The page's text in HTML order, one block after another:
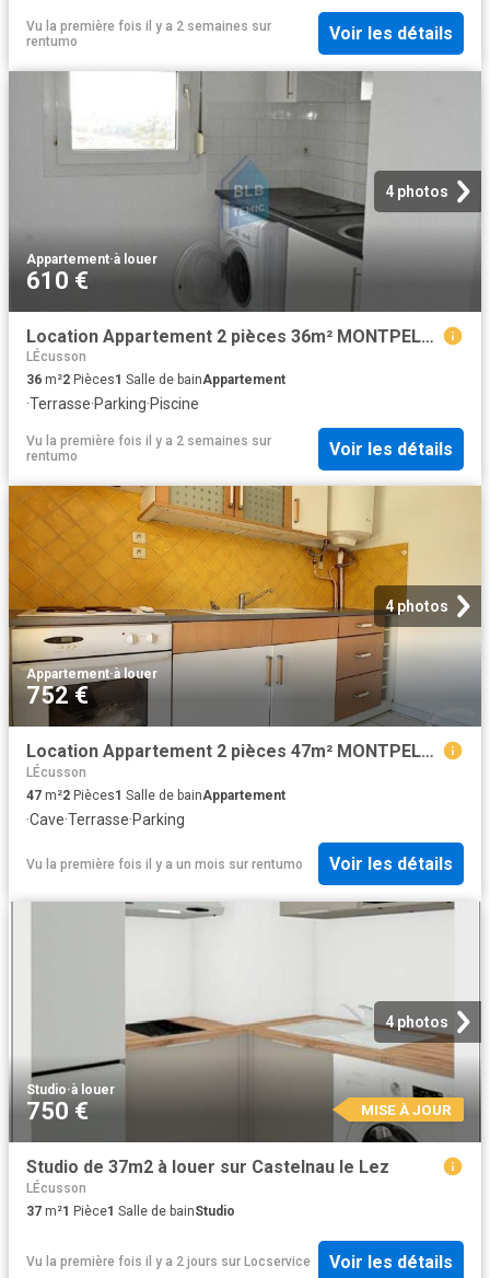
Vu la première fois il y a 2 semaines sur
rentumo
Voir les détails
4 photos
Appartement·à louer
610 €
Location Appartement 2 pièces 36m² MONTPELLIER 34090
LÉcusson
36 m²2 Pièces1 Salle de bainAppartement
·Terrasse·Parking·Piscine
Vu la première fois il y a 2 semaines sur
rentumo
Voir les détails
4 photos
Appartement·à louer
752 €
Location Appartement 2 pièces 47m² MONTPELLIER 34070
LÉcusson
47 m²2 Pièces1 Salle de bainAppartement
·Cave·Terrasse·Parking
Vu la première fois il y a un mois sur rentumo Voir les détails
4 photos
Studio·à louer
750 € MISE À JOUR
Studio de 37m2 à louer sur Castelnau le Lez
LÉcusson
37 m²1 Pièce1 Salle de bainStudio
Vu la première fois il y a 2 jours sur Locservice Voir les détails